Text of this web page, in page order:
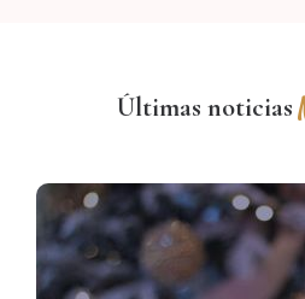
Últimas noticias